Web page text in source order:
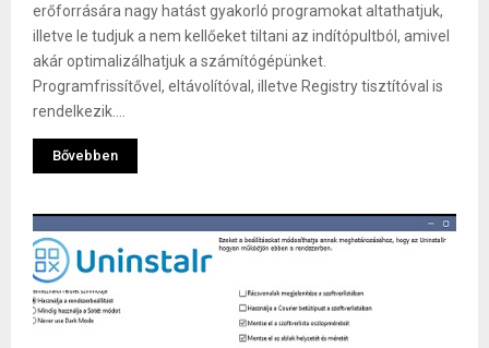
erőforrására nagy hatást gyakorló programokat altathatjuk,
illetve le tudjuk a nem kellőeket tiltani az indítópultból, amivel
akár optimalizálhatjuk a számítógépünket.
Programfrissítővel, eltávolítóval, illetve Registry tisztítóval is
rendelkezik....
Bővebben